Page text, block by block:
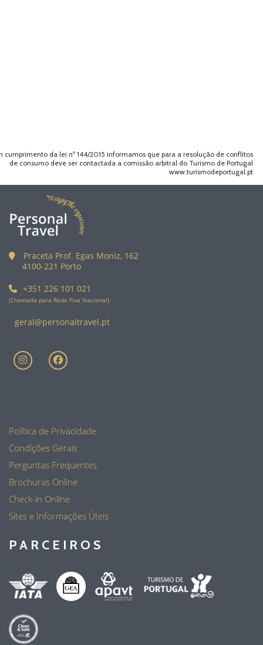
cumprimento da lei nº 144/2015 informamos que para a resolução de conflitos
de consumo deve ser contactada a comissão arbitral do Turismo de Portugal
www.turismodeportugal.pt
Praceta Prof. Egas Moniz, 162
4100-221 Porto
+351 226 101 021
(Chamada para Rede Fixa Nacional)
geral@personaltravel.pt
Política de Privacidade
Condições Gerais
Perguntas Frequentes
Brochuras Online
Check-in Online
Sites e Informações Úteis
PARCEIROS